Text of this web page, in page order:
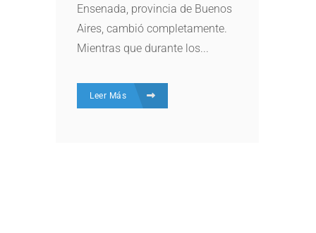
Ensenada, provincia de Buenos
Aires, cambió completamente.
Mientras que durante los...
Leer Más